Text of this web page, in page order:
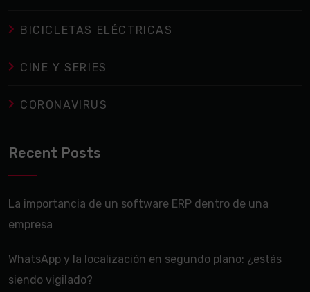
BICICLETAS ELÉCTRICAS
CINE Y SERIES
CORONAVIRUS
Recent Posts
La importancia de un software ERP dentro de una
empresa
WhatsApp y la localización en segundo plano: ¿estás
siendo vigilado?